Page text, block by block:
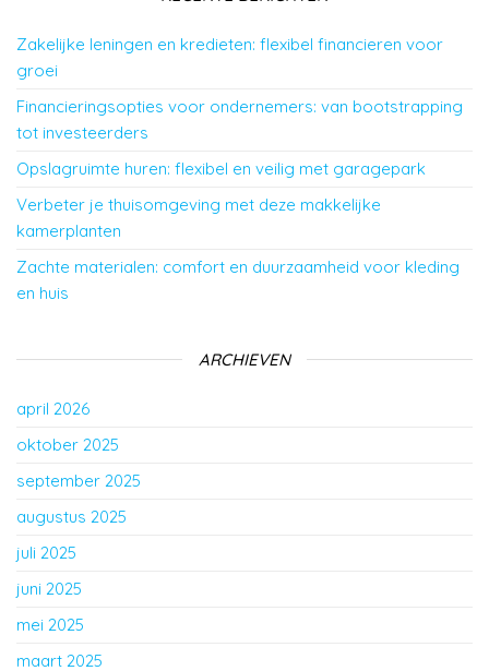
Zakelijke leningen en kredieten: flexibel financieren voor
groei
Financieringsopties voor ondernemers: van bootstrapping
tot investeerders
Opslagruimte huren: flexibel en veilig met garagepark
Verbeter je thuisomgeving met deze makkelijke
kamerplanten
Zachte materialen: comfort en duurzaamheid voor kleding
en huis
ARCHIEVEN
april 2026
oktober 2025
september 2025
augustus 2025
juli 2025
juni 2025
mei 2025
maart 2025